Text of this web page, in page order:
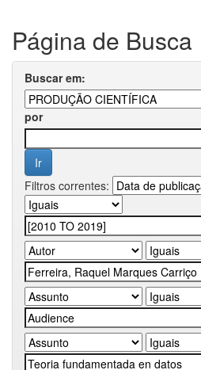
Página de Busca
Buscar em:
por
Filtros correntes: